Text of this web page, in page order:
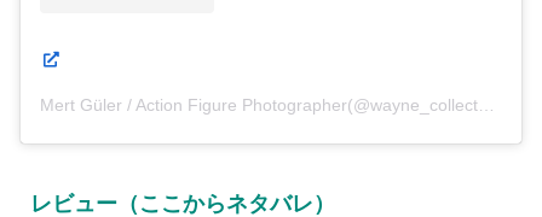
レビュー（ここからネタバレ）